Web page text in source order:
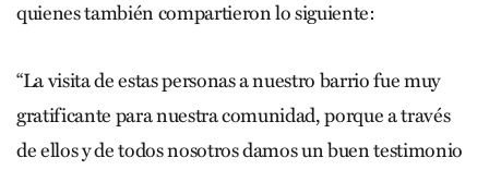
quienes también compartieron lo siguiente:
“La visita de estas personas a nuestro barrio fue muy
gratificante para nuestra comunidad, porque a través
de ellos y de todos nosotros damos un buen testimonio